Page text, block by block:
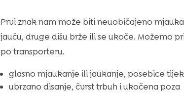
Prvi znak nam može biti neuobičajeno
jauču, druge dišu brže ili se ukoče. Možemo
po transporteru.
glasno mjaukanje ili jaukanje, posebice
ubrzano disanje, čvrst trbuh i ukočena poza